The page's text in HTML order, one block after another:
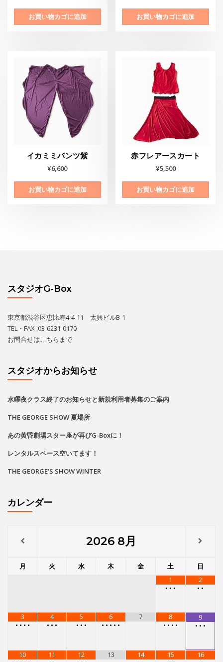
お買い物カゴに追加 お買い物カゴに追加
イカミミパンツ紫
¥6,600
お買い物カゴに追加
赤フレアースカート
¥5,500
お買い物カゴに追加
スタジオG-Box
東京都渋谷区恵比寿4-4-11 太興ビルB-1
TEL・FAX :03-6231-0170
お問合せはこちら まで
スタジオからお知らせ
水曜夜クラス終了のお知らせと新規利用者募集のご案内
THE GEORGE SHOW 夏場所
あの黄昏劇場スター座が再びG-Boxに！
レンタルスペース空いてます！
THE GEORGE’S SHOW WINTER
カレンダー
2026 8月
月 火 水 木 金 土
日
1
• • •
2
• •
3
• • • •
4
• • •
5
• • •
6
• • • • •
7
8
• • • •
9
• • •
10
11
12
13
14
15
16